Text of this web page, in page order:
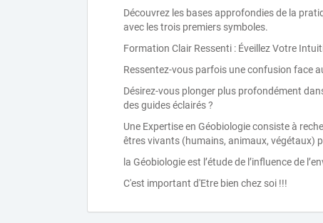
Découvrez les bases approfondies de la
avec les trois premiers symboles.
Formation Clair Ressenti : Éveillez Votre
Ressentez-vous parfois une confusion face
Désirez-vous plonger plus profondément
des guides éclairés ?
Une Expertise en Géobiologie consiste à
êtres vivants (humains, animaux, végétaux)
la Géobiologie est l’étude de l’influence de
C'est important d'Etre bien chez soi !!!